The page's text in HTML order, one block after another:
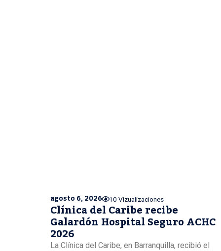
agosto 6, 2026 10 Vizualizaciones
Clínica del Caribe recibe
Galardón Hospital Seguro ACHC
2026
La Clínica del Caribe, en Barranquilla, recibió el